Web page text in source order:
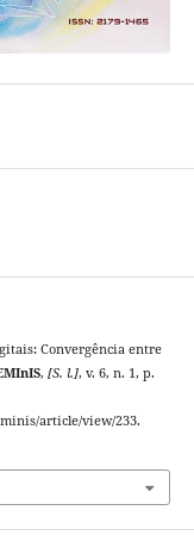
Convergência entre
, [S. l.], v. 6, n. 1, p.
article/view/233.